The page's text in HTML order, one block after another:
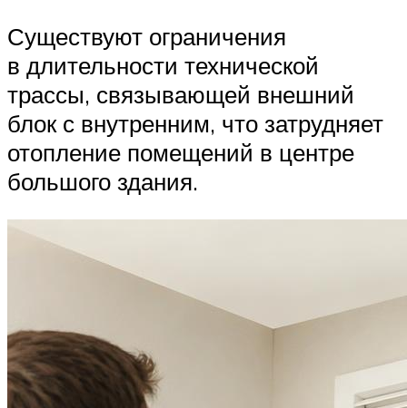
Существуют ограничения
в длительности технической
трассы, связывающей внешний
блок с внутренним, что затрудняет
отопление помещений в центре
большого здания.